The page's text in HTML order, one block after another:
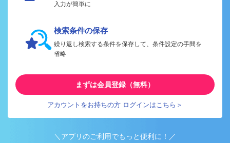
入力が簡単に
検索条件の保存
繰り返し検索する条件を保存して、条件設定の手間を
省略
まずは会員登録（無料）
アカウントをお持ちの方 ログインはこちら＞
＼アプリのご利用でもっと便利に！／